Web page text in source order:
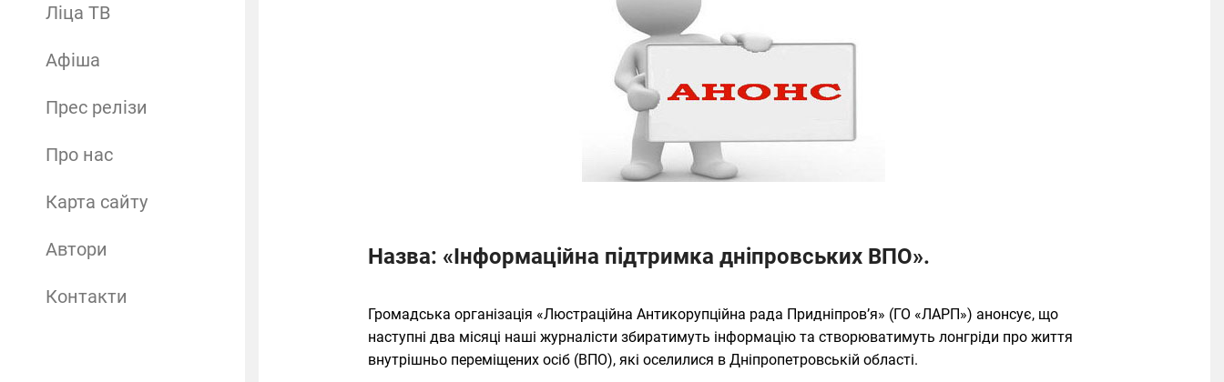
Ліца ТВ
Афіша
Прес релізи
Про нас
Карта сайту
Автори
Контакти
Назва: «Інформаційна підтримка дніпровських ВПО».
Громадська організація «Люстраційна Антикорупційна рада Придніпров’я» (ГО «ЛАРП») анонсує, що
наступні два місяці наші журналісти збиратимуть інформацію та створюватимуть лонгріди про життя
внутрішньо переміщених осіб (ВПО), які оселилися в Дніпропетровській області.